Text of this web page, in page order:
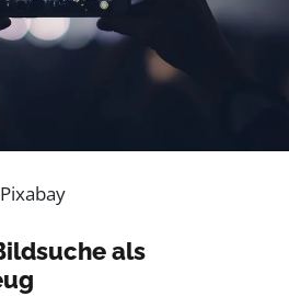
als